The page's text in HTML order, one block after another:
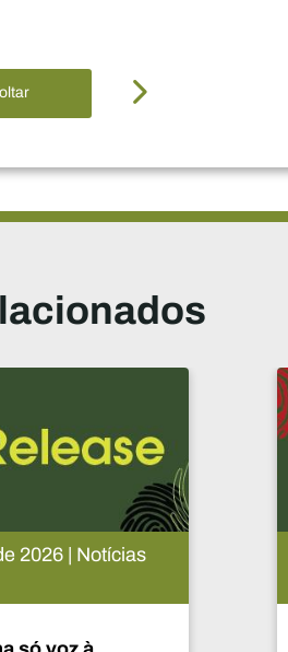
08 de fevereiro de 2026 | Notícias